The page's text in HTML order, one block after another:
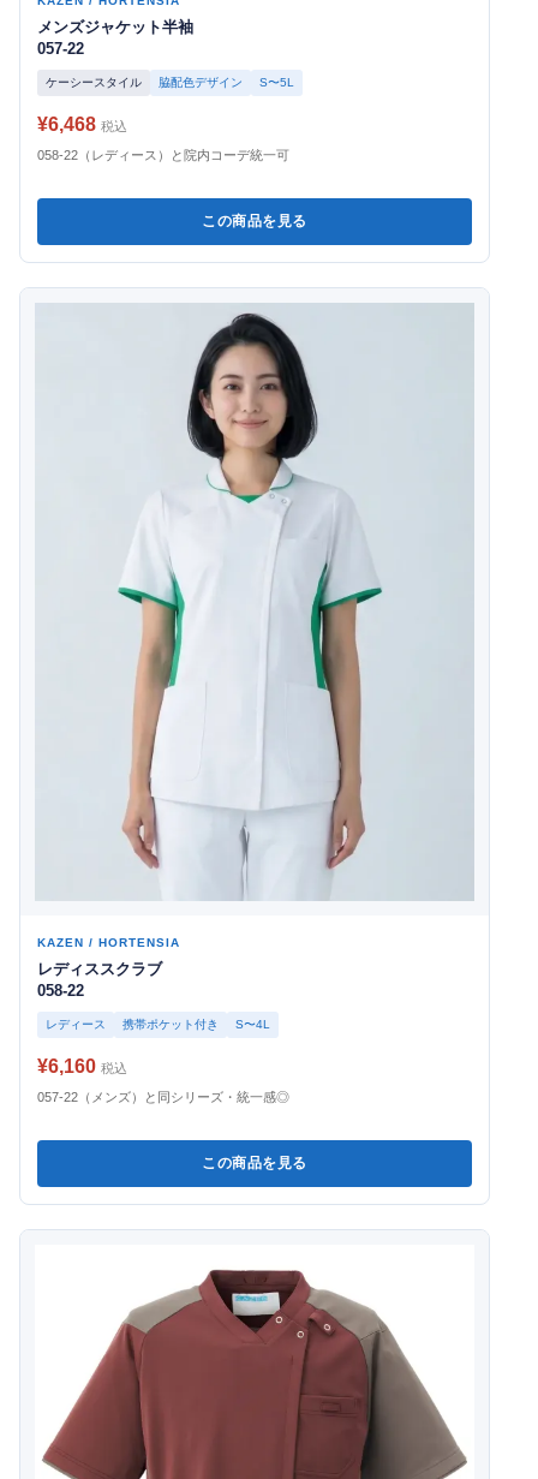
メンズジャケット半袖
057-22
ケーシースタイル 脇配色デザイン S〜5L
¥6,468 税込
058-22（レディース）と院内コーデ統一可
この商品を見る
KAZEN / HORTENSIA
レディススクラブ
058-22
レディース 携帯ポケット付き S〜4L
¥6,160 税込
057-22（メンズ）と同シリーズ・統一感◎
この商品を見る